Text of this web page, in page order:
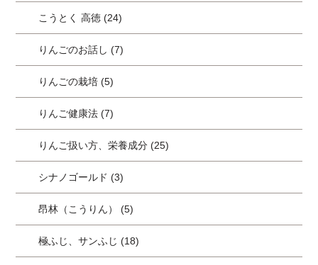
こうとく 高徳 (24)
りんごのお話し (7)
りんごの栽培 (5)
りんご健康法 (7)
りんご扱い方、栄養成分 (25)
シナノゴールド (3)
昂林（こうりん） (5)
極ふじ、サンふじ (18)